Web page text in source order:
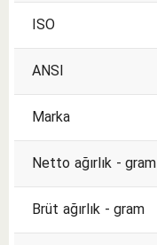
ISO
ANSI
Marka
Netto ağırlık - gram
Brüt ağırlık - gram